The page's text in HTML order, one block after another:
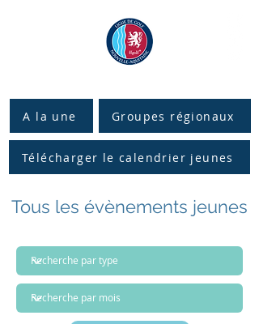
A la une Groupes régionaux
Télécharger le calendrier jeunes
Tous les évènements jeunes